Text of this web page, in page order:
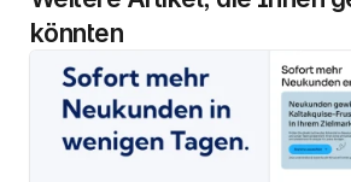
könnten